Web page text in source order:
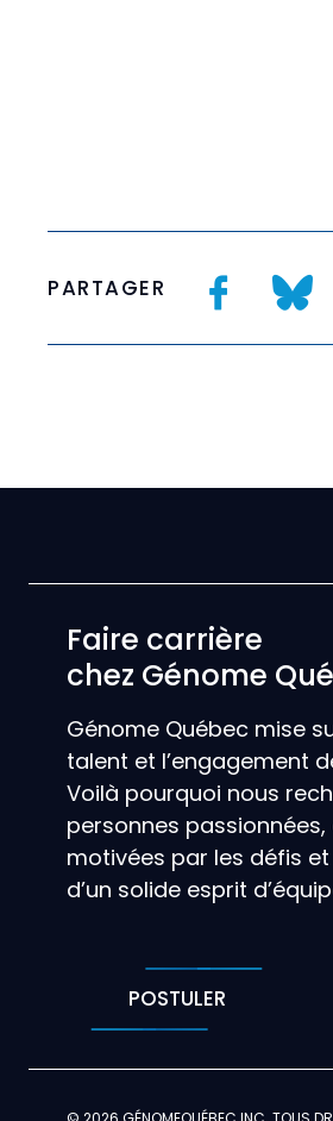
PARTAGER
Faire carrière
chez Génome
Génome Québec mise
talent et l’engagement
Voilà pourquoi nous
personnes passionnées,
motivées par les défis
d’un solide esprit
POSTULER